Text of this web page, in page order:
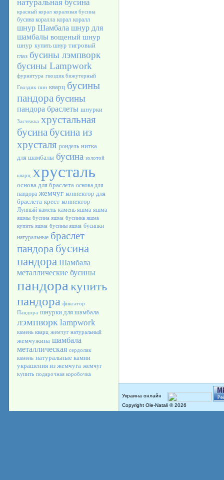
натуральная бусина
красный корал кораловая бусина
бусина коралла корал коралл
шнур Шамбала шнур для
шамбалы вощеный шнур
шнур купить шнур тигровый
глаз бусины лэмпворк
бусины Lampwork
фурнитура гвоздик бижутерный
Гвоздик пин кварц бусины
пандора бусины
пандора браслеты шнурки
Застежка хрустальная
бусина бусина из
хрусталя рондель нитка
для шамбалы бусина золотой
кварц хрусталь
основа для браслета основа для
пандора жемчуг коннектор для
браслета крест коннектор
Лунный камень камень яшма яшма
яшмы бусина яшма бусинка яшма
купить яшма бусины яшма бусинки
натуральные браслет
пандора бусина
пандора Шамбала
металлические бусины
пандора купить
пандора фиксатор
Пандора шнурки для шамбала
лэмпворк lampwork
камень кварц жемчуг натуральный
жемчужина шамбала
металлическая сердолик
камень натуральные камни
украшения из жемчуга жемчуг
купить подарочная коробочка
Copyright Ole-Natali © 2026